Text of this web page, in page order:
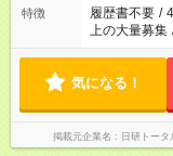
間を超える場
特徴 履歴書不要 /
上の大量募集
気になる！
掲載元企業名 日研トー